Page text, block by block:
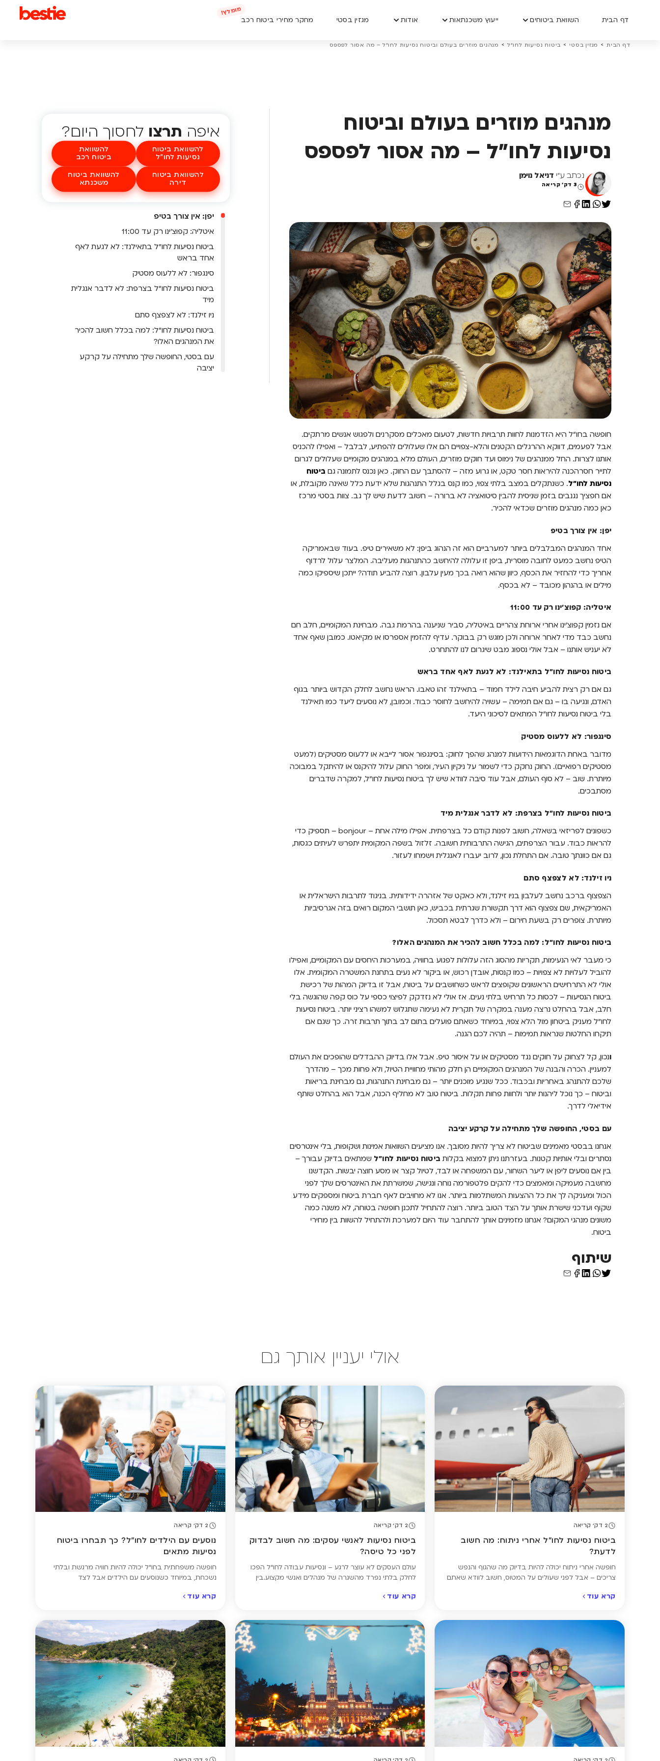
דף הבית השוואת ביטוחים ייעוץ משכנתאות אודות מגזין בסטי מחקר מחירי ביטוח רכב
דף הבית > מגזין בסטי > ביטוח נסיעות לחו״ל > מנהגים מוזרים בעולם וביטוח נסיעות לחו"ל – מה אסור לפספס
מנהגים מוזרים בעולם וביטוח
נסיעות לחו"ל – מה אסור לפספס
נכתב ע"י דניאל נוימן
3 דק' קריאה
חופשה בחו"ל היא הזדמנות לחוות תרבויות חדשות, לטעום מאכלים מסקרנים ולפגוש אנשים מרתקים.
אבל לפעמים, דווקא ההרגלים הקטנים והלא-צפויים הם אלו שעלולים להפתיע, לבלבל – ואפילו להכניס
אותנו לצרות. החל ממנהגים של נימוס ועד חוקים מוזרים, העולם מלא במנהגים מקומיים שעלולים לגרום
לתייר חסרהכנה להיראות חסר טקט, או גרוע מזה – להסתבך עם החוק. כאן נכנס לתמונה גם ביטוח
נסיעות לחו"ל. כשנתקלים במצב בלתי צפוי, כמו קנס בגלל התנהגות שלא ידעת כלל שאינה מקובלת, או
אם חפציך נגנבים בזמן שניסית להבין סיטואציה לא ברורה – חשוב לדעת שיש לך גב. צוות בסטי מרכז
כאן כמה מנהגים מוזרים שכדאי להכיר.
יפן: אין צורך בטיפ
אחד המנהגים המבלבלים ביותר למערביים הוא זה הנהוג ביפן: לא משאירים טיפ. בעוד שבאמריקה
הטיפ נחשב כמעט לחובה מוסרית, ביפן זו עלולה להיחשב כהתנהגות מעליבה. המלצר עלול לרדוף
אחריך כדי להחזיר את הכסף, כיוון שהוא רואה בכך מעין עלבון. רוצה להביע תודה? ייתכן שיספיקו כמה
מילים או בהנהון מכובד – לא בכסף.
איטליה: קפוצ’ינו רק עד 11:00
אם נזמין קפוצ’ינו אחרי ארוחת צהריים באיטליה, סביר שניענה בהרמת גבה. מבחינת המקומיים, חלב חם
נחשב כבד מדי לאחר ארוחה ולכן מוגש רק בבוקר. עדיף להזמין אספרסו או מקיאטו. כמובן שאף אחד
לא יעניש אותנו – אבל אולי נספוג מבט שיגרום לנו להתחרט.
ביטוח נסיעות לחו"ל בתאילנד: לא לגעת לאף אחד בראש
גם אם רק רצית להביע חיבה לילד חמוד – בתאילנד זהו טאבו. הראש נחשב לחלק הקדוש ביותר בגוף
האדם, ונגיעה בו – גם אם תמימה – עשויה להיחשב לחוסר כבוד. וכמובן, לא נוסעים ליעד כמו תאילנד
בלי ביטוח נסיעות לחו"ל המתאים לסיכוני היעד.
סינגפור: לא ללעוס מסטיק
מדובר באחת הדוגמאות הידועות למנהג שהפך לחוק: בסינגפור אסור לייבא או ללעוס מסטיקים (למעט
מסטיקים רפואיים). החוק נחקק כדי לשמור על ניקיון העיר, ומפר החוק עלול להיקנס או להיתקל במבוכה
מיותרת. שוב – לא סוף העולם, אבל עוד סיבה לוודא שיש לך ביטוח נסיעות לחו"ל, למקרה שדברים
מסתבכים.
ביטוח נסיעות לחו"ל בצרפת: לא לדבר אנגלית מיד
כשפונים לפריזאי בשאלה, חשוב לפנות קודם כל בצרפתית. אפילו מילה אחת – bonjour – תספיק כדי
להראות כבוד. עבור הצרפתים, הגישה התרבותית חשובה. זלזול בשפה המקומית יתפרש לעיתים כגסות,
גם אם כוונתך טובה. אם התחלת נכון, לרוב יעברו לאנגלית וישמחו לעזור.
ניו זילנד: לא לצפצף סתם
הצפצוף ברכב נחשב לעלבון בניו זילנד, ולא כאקט של אזהרה ידידותית. בניגוד לתרבות הישראלית או
האמריקאית, שם צפצוף הוא דרך תקשורת שגרתית בכביש, כאן תושבי המקום רואים בזה אגרסיביות
מיותרת. צופרים רק בשעת חירום – ולא כדרך לבטא תסכול.
ביטוח נסיעות לחו"ל: למה בכלל חשוב להכיר את המנהגים האלו?
כי מעבר לאי הנעימות, תקריות מהסוג הזה עלולות לפגוע בחוויה, במערכות היחסים עם המקומיים, ואפילו
להוביל לעלויות לא צפויות – כמו קנסות, אובדן רכוש, או ביקור לא נעים בתחנת המשטרה המקומית. אלו
אולי לא התרחישים הראשונים שקופצים לראש כשחושבים על ביטוח, אבל זו בדיוק המהות של רכישת
ביטוח הנסיעות – לכסות כל תרחיש בלתי נעים. אז אולי לא נזדקק לפיצוי כספי על כוס קפה שהוגשה בלי
חלב, אבל בהחלט נרצה מענה במקרה של תקרית לא נעימה שתגלוש למשהו רציני יותר. ביטוח נסיעות
לחו"ל מעניק ביטחון מול הלא צפוי, במיוחד כשאתם פועלים בתום לב בתוך תרבות זרה. כך שגם אם
תיקחו החלטות שנראות תמימות – תהיה לכם הגנה.
ונכון, קל לצחוק על חוקים נגד מסטיקים או על איסור טיפ. אבל אלו בדיוק ההבדלים שהופכים את העולם
למעניין. הכרה והבנה של המנהגים המקומיים הן חלק מהותי מחוויית הטיול, ולא פחות מכך – מהדרך
שלכם להתנהג באחריות ובכבוד. ככל שנגיע מוכנים יותר – גם מבחינת התנהגות, גם מבחינת בריאות
וביטוח – כך נוכל ליהנות יותר ולחוות פחות תקלות. ביטוח טוב לא מחליף הכנה, אבל הוא בהחלט שותף
אידיאלי לדרך.
עם בסטי, החופשה שלך מתחילה על קרקע יציבה
אנחנו בבסטי מאמינים שביטוח לא צריך להיות מסובך. אנו מציעים השוואות אמינות ושקופות, בלי אינטרסים
נסתרים ובלי אותיות קטנות. בעזרתנו ניתן למצוא בקלות ביטוח נסיעות לחו"ל שמתאים בדיוק עבורך –
בין אם נוסעים ליפן או ליער השחור, עם המשפחה או לבד, לטיול קצר או מסע חוצה יבשות. הקדשנו
מחשבה מעמיקה ומאמצים כדי להקים פלטפורמה נוחה ונגישה, שמשרתת את האינטרסים שלך לפני
הכול ומעניקה לך את כל ההצעות המשתלמות ביותר. אנו לא מחויבים לאף חברת ביטוח ומספקים מידע
שקוף ועדכני שישרת אותך על הצד הטוב ביותר. רוצה להתחיל לתכנן חופשה בטוחה, לא משנה כמה
משונים מנהגי המקום? אנחנו מזמינים אותך להתחבר עוד היום למערכת ולהתחיל להשוות בין מחירי
ביטוח.
שיתוף
איפה תרצו לחסוך היום?
להשוואת ביטוח
נסיעות לחו"ל
להשוואת
ביטוח רכב
להשוואת ביטוח
דירה
להשוואת ביטוח
משכנתא
יפן: אין צורך בטיפ
איטליה: קפוצ’ינו רק עד 11:00
ביטוח נסיעות לחו"ל בתאילנד: לא לגעת לאף
אחד בראש
סינגפור: לא ללעוס מסטיק
ביטוח נסיעות לחו"ל בצרפת: לא לדבר אנגלית
מיד
ניו זילנד: לא לצפצף סתם
ביטוח נסיעות לחו"ל: למה בכלל חשוב להכיר
את המנהגים האלו?
עם בסטי, החופשה שלך מתחילה על קרקע
יציבה
אולי יעניין אותך גם
2 דק' קריאה
ביטוח נסיעות לחו"ל אחרי ניתוח: מה חשוב
לדעת?
חופשה אחרי ניתוח יכולה להיות בדיוק מה שהגוף והנפש
צריכים – אבל לפני שעולים על המטוס, חשוב לוודא שאתם
לא כל פוליסה תספק כיסוי מתאים. לכן חשוב לבצע השוואת
הרחבה למצב רפואי קיים, ולוודא שכל תרחיש מכוסה […]
קרא עוד
2 דק' קריאה
ביטוח נסיעות לאנשי עסקים: מה חשוב לבדוק
לפני כל טיסה?
עולם העסקים לא עוצר לרגע – ונסיעות עבודה לחו"ל הפכו
לחלק בלתי נפרד מהשגרה של מנהלים ואנשי מקצוע.בין
לשכוח: ביטוח נסיעות מתאים. ביטוח נסיעות לחו"ל אולי לא
מאשר בחופשה רגילה. גם בנסיעות עסקיות יש סיכון
לעיכובים, אובדן […]
קרא עוד
2 דק' קריאה
נוסעים עם הילדים לחו"ל? כך תבחרו ביטוח
נסיעות מתאים
חופשה משפחתית בחו"ל יכולה להיות חוויה מרגשת ובלתי
נשכחת, במיוחד כשנוסעים עם הילדים. אבל לצד
או פציעה קטנה עלולות להפוך למצב מורכב. לכן חשוב
רפואיות ועד טיפול חירום – כדי שתוכלו ליהנות מהטיול
בראש שקט ובלב רגוע. הנה […]
קרא עוד